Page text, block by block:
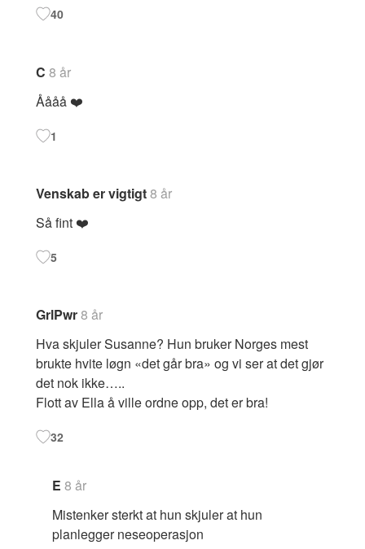
40
C 8 år
Åååå ❤️
1
Venskab er vigtigt8 år
Så fint ❤️
5
GrlPwr8 år
Hva skjuler Susanne? Hun bruker Norges mest
brukte hvite løgn «det går bra» og vi ser at det gjør
det nok ikke…..
Flott av Ella å ville ordne opp, det er bra!
32
E 8 år
Mistenker sterkt at hun skjuler at hun
planlegger neseoperasjon